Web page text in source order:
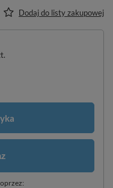
Dodaj do listy zakupowej